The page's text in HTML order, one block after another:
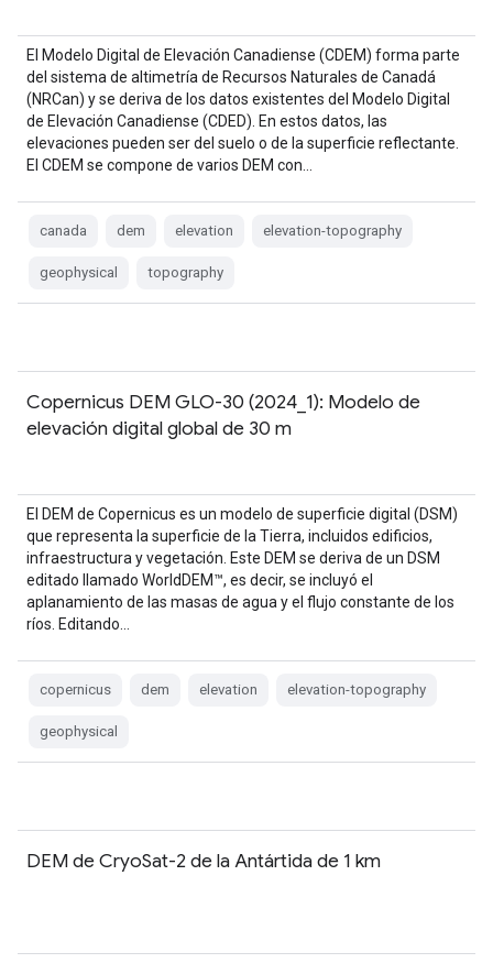
El Modelo Digital de Elevación Canadiense (CDEM) forma parte
del sistema de altimetría de Recursos Naturales de Canadá
(NRCan) y se deriva de los datos existentes del Modelo Digital
de Elevación Canadiense (CDED). En estos datos, las
elevaciones pueden ser del suelo o de la superficie reflectante.
El CDEM se compone de varios DEM con…
canada dem elevation elevation-topography
geophysical topography
Copernicus DEM GLO-30 (2024_1): Modelo de
elevación digital global de 30 m
El DEM de Copernicus es un modelo de superficie digital (DSM)
que representa la superficie de la Tierra, incluidos edificios,
infraestructura y vegetación. Este DEM se deriva de un DSM
editado llamado WorldDEM™, es decir, se incluyó el
aplanamiento de las masas de agua y el flujo constante de los
ríos. Editando…
copernicus dem elevation elevation-topography
geophysical
DEM de CryoSat-2 de la Antártida de 1 km